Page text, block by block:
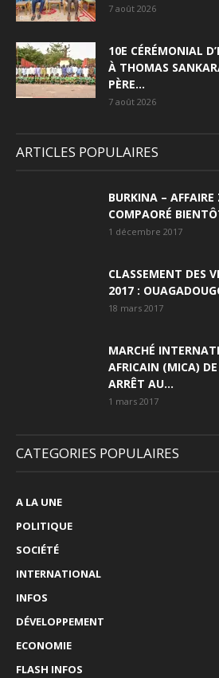
7 août 2026
10E CÉRÉMONIAL
À THOMAS
PÈRE...
7 août 2026
ARTICLES POPULAIRES
BURKINA –
COMPAORÉ
1 décembre 2017
CLASSEMENT DES
2017 :
18 mars 2017
MARCHÉ
AFRICAIN (MICA)
ARRÊT AU...
1 mars 2017
CATEGORIES POPULAIRES
A LA UNE
POLITIQUE
SOCIÉTÉ
INTERNATIONAL
INFOS
DÉVELOPPEMENT
ECONOMIE
FLASH INFOS